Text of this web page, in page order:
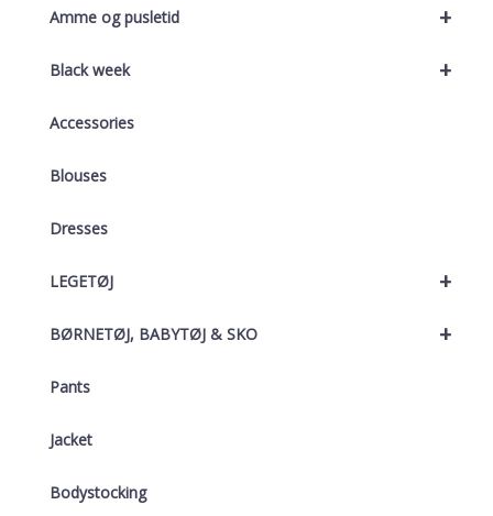
+
Amme og pusletid
+
Black week
Accessories
Blouses
Dresses
+
LEGETØJ
+
BØRNETØJ, BABYTØJ & SKO
Pants
Jacket
Bodystocking